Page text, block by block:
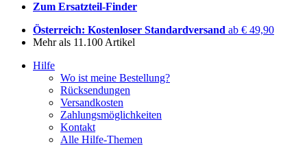
Zum Ersatzteil-Finder
Österreich: Kostenloser Standardversand ab € 49,90
Mehr als 11.100 Artikel
Hilfe
Wo ist meine Bestellung?
Rücksendungen
Versandkosten
Zahlungsmöglichkeiten
Kontakt
Alle Hilfe-Themen